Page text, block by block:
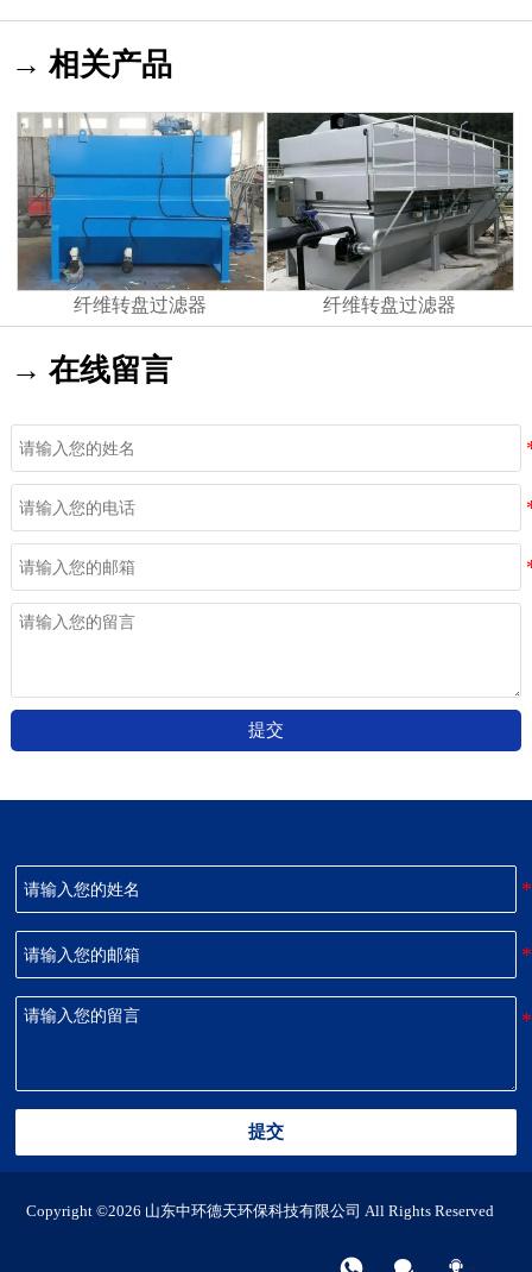
→ 相关产品
纤维转盘过滤器 纤维转盘过滤器
→ 在线留言
提交
提交
Copyright ©2026 山东中环德天环保科技有限公司 All Rights Reserved